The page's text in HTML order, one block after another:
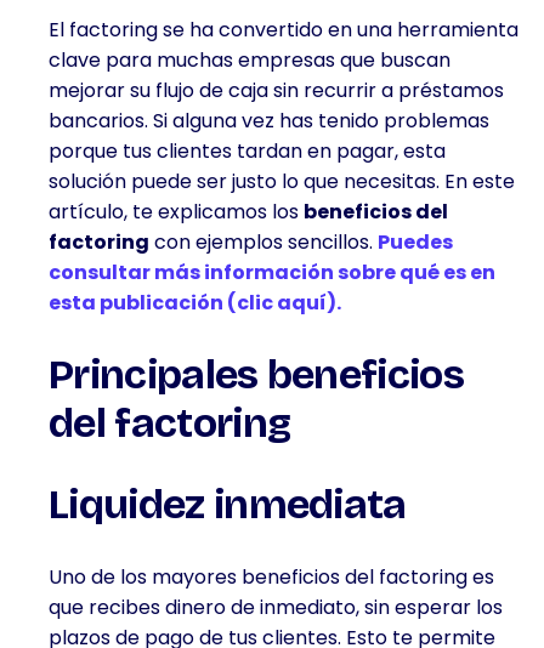
El factoring se ha convertido en una herramienta
clave para muchas empresas que buscan
mejorar su flujo de caja sin recurrir a préstamos
bancarios. Si alguna vez has tenido problemas
porque tus clientes tardan en pagar, esta
solución puede ser justo lo que necesitas. En este
artículo, te explicamos los beneficios del
factoring con ejemplos sencillos. Puedes
consultar más información sobre qué es en
esta publicación (clic aquí).
Principales beneficios
del factoring
Liquidez inmediata
Uno de los mayores beneficios del factoring es
que recibes dinero de inmediato, sin esperar los
plazos de pago de tus clientes. Esto te permite